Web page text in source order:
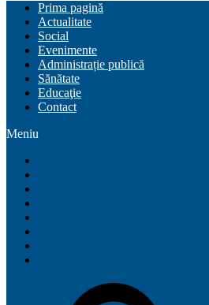
Prima pagină
Actualitate
Social
Evenimente
Administrație publică
Sănătate
Educaţie
Contact
Meniu